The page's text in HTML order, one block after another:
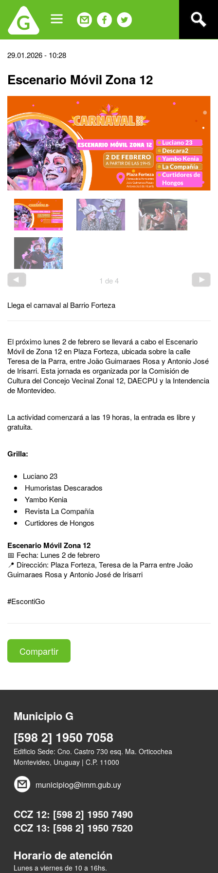
navigation
Back
top
29.01.2026 - 10:28
Escenario Móvil Zona 12
1 de4
Llega el carnaval al Barrio Forteza
El próximo lunes 2 de febrero se llevará a cabo el Escenario
Móvil de Zona 12 en Plaza Forteza, ubicada sobre la calle
Teresa de la Parra, entre João Guimaraes Rosa y Antonio José
de Irisarri. Esta jornada es organizada por la Comisión de
Cultura del Concejo Vecinal Zonal 12, DAECPU y la Intendencia
de Montevideo.
La actividad comenzará a las 19 horas, la entrada es libre y
gratuita.
Grilla:
Luciano 23
Humoristas Descarados
Yambo Kenia
Revista La Compañía
Curtidores de Hongos
Escenario Móvil Zona 12
📅 Fecha: Lunes 2 de febrero
📍 Dirección: Plaza Forteza, Teresa de la Parra entre João
Guimaraes Rosa y Antonio José de Irisarri
#EscontiGo
Compartir
Municipio G
[598 2] 1950 7058
Edificio Sede: Cno. Castro 730 esq. Ma. Orticochea
Montevideo, Uruguay | C.P. 11000
municipiog@imm.gub.uy
CCZ 12: [598 2] 1950 7490
CCZ 13: [598 2] 1950 7520
Horario de atención
Lunes a viernes de 10 a 16hs.